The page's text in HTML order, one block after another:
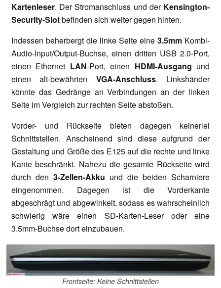
Kartenleser. Der Stromanschluss und der Kensington-
Security-Slotbefinden sich weiter gegen hinten.
Indessen beherbergt die linke Seite eine 3.5mm Kombi-
Audio-Input/Output-Buchse, einen dritten USB 2.0-Port,
einen Ethernet LAN-Port, einen HDMI-Ausgang und
einen alt-bewährten VGA-Anschluss. Linkshänder
könnte das Gedränge an Verbindungen an der linken
Seite im Vergleich zur rechten Seite abstoßen.
Vorder- und Rückseite bieten dagegen keinerlei
Schnittstellen. Anscheinend sind diese aufgrund der
Gestaltung und Größe des E125 auf die rechte und linke
Kante beschränkt. Nahezu die gesamte Rückseite wird
durch den 3-Zellen-Akku und die beiden Scharniere
eingenommen. Dagegen ist die Vorderkante
abgeschrägt und abgewinkelt, sodass es wahrscheinlich
schwierig wäre einen SD-Karten-Leser oder eine
3.5mm-Buchse dort einzubauen.
Frontseite: Keine Schnittstellen